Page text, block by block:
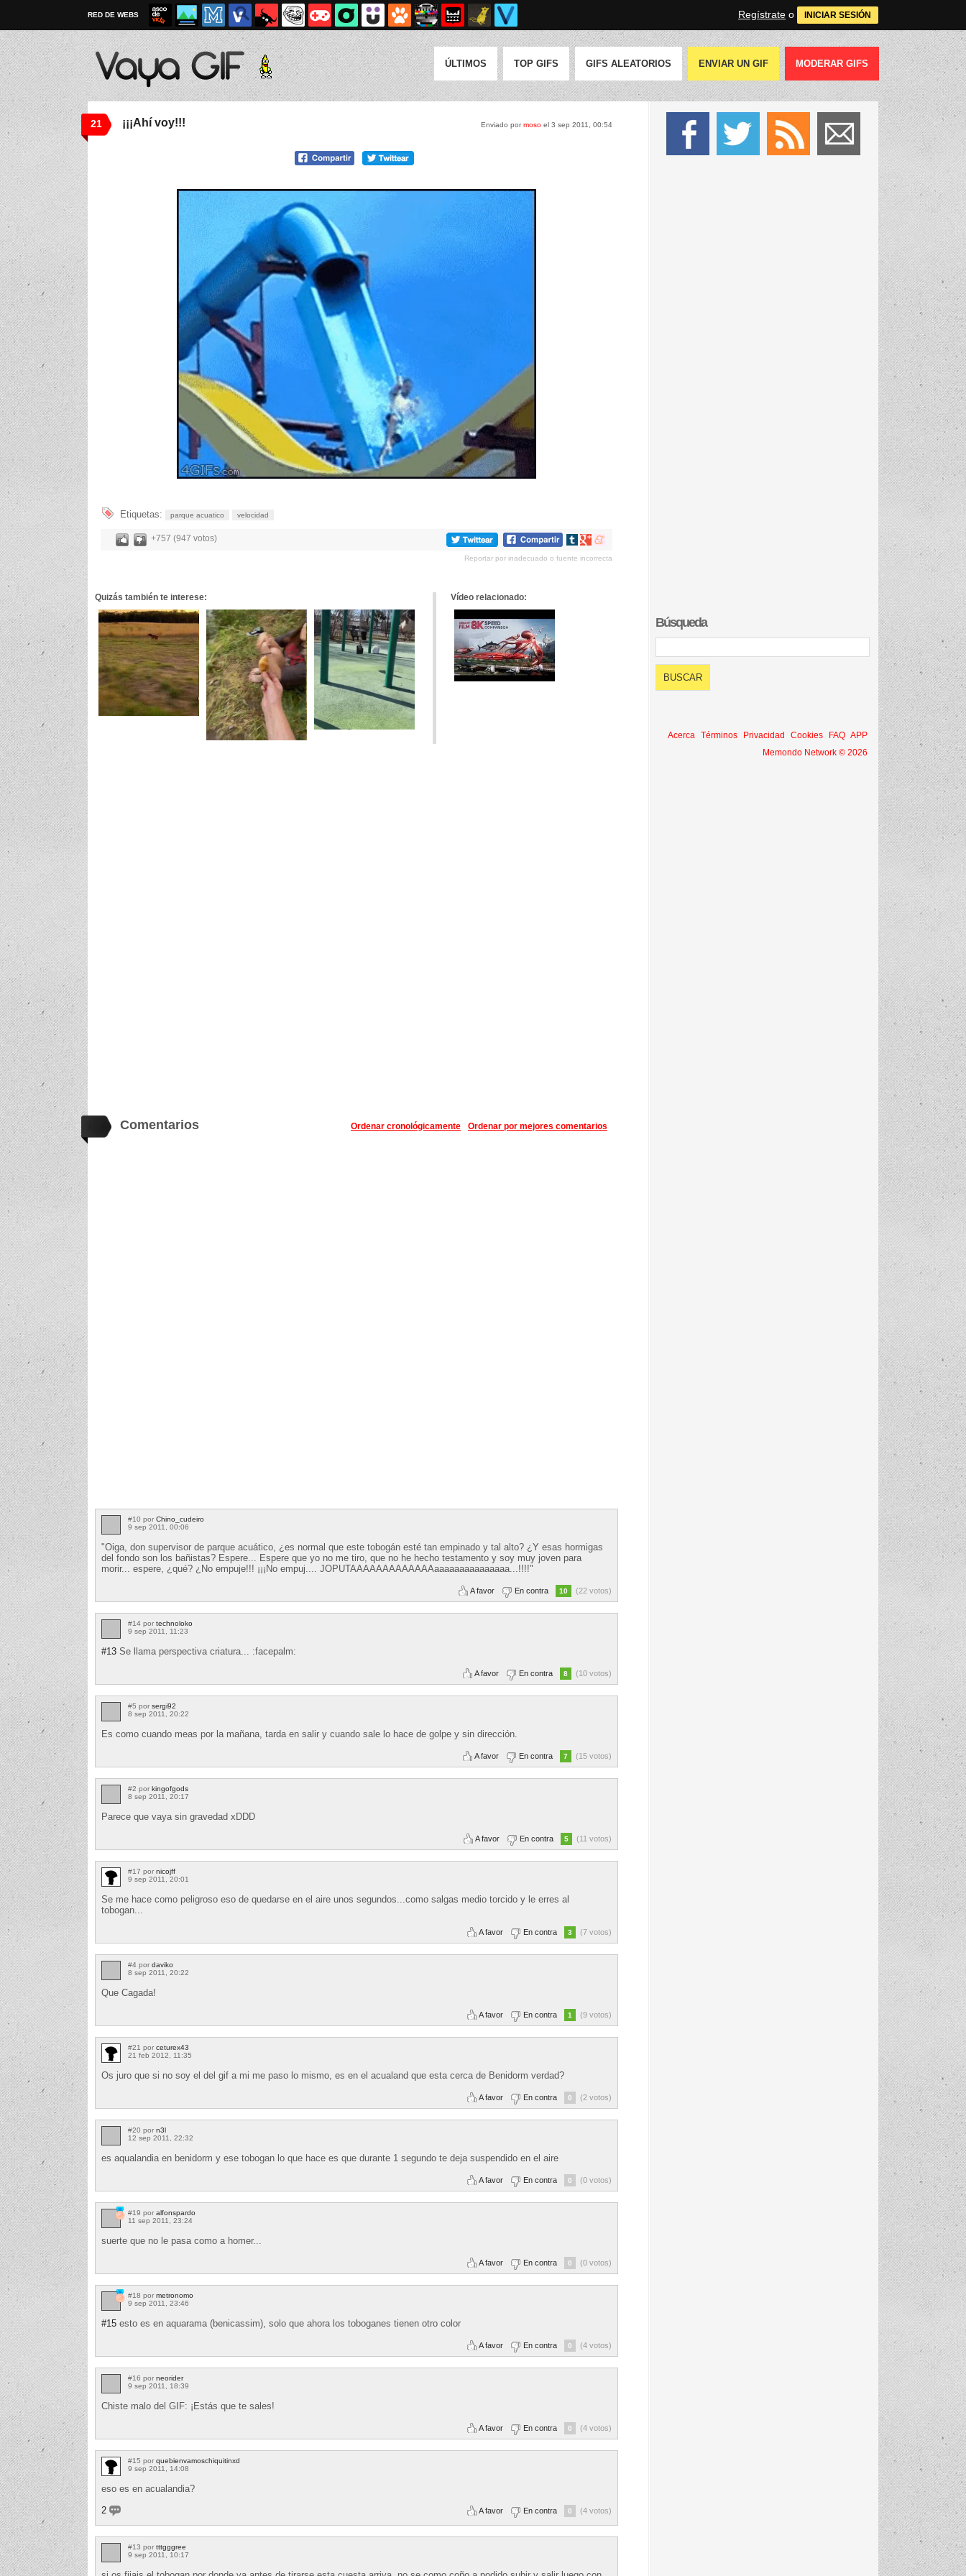
RED DE WEBS Regístrate o INICIAR SESIÓN
ÚLTIMOS TOP GIFS GIFS ALEATORIOS ENVIAR UN GIF MODERAR GIFS
21 Enviado pormoso el 3 sep 2011, 00:54
¡¡¡Ahí voy!!!
Etiquetas: parque acuatico velocidad
+757 (947 votos)
Compartir
tumblr
Compartir
Google+
Compartir
meneame
Reportar por inadecuado o fuente incorrecta
Quizás también te interese: Vídeo relacionado:
Comentarios Ordenar por mejores comentarios
Ordenar cronológicamente
#10 por Chino_cudeiro
9 sep 2011, 00:06
"Oiga, don supervisor de parque acuático, ¿es normal que este tobogán esté tan empinado y tal alto? ¿Y esas hormigas
del fondo son los bañistas? Espere... Espere que yo no me tiro, que no he hecho testamento y soy muy joven para
morir... espere, ¿qué? ¿No empuje!!! ¡¡¡No empuj.... JOPUTAAAAAAAAAAAAAaaaaaaaaaaaaaaa...!!!!"
A favor En contra 10 (22 votos)
#14 por technoloko
9 sep 2011, 11:23
#13 Se llama perspectiva criatura... :facepalm:
A favor En contra 8 (10 votos)
#5 por sergi92
8 sep 2011, 20:22
Es como cuando meas por la mañana, tarda en salir y cuando sale lo hace de golpe y sin dirección.
A favor En contra 7 (15 votos)
#2 por kingofgods
8 sep 2011, 20:17
Parece que vaya sin gravedad xDDD
A favor En contra 5 (11 votos)
#17 por nicojff
9 sep 2011, 20:01
Se me hace como peligroso eso de quedarse en el aire unos segundos...como salgas medio torcido y le erres al
tobogan...
A favor En contra 3 (7 votos)
#4 por daviko
8 sep 2011, 20:22
Que Cagada!
A favor En contra 1 (9 votos)
#21 por ceturex43
21 feb 2012, 11:35
Os juro que si no soy el del gif a mi me paso lo mismo, es en el acualand que esta cerca de Benidorm verdad?
A favor En contra 0 (2 votos)
#20 por n3l
12 sep 2011, 22:32
es aqualandia en benidorm y ese tobogan lo que hace es que durante 1 segundo te deja suspendido en el aire
A favor En contra 0 (0 votos)
#19 por alfonspardo
11 sep 2011, 23:24
suerte que no le pasa como a homer...
A favor En contra 0 (0 votos)
#18 por metronomo
9 sep 2011, 23:46
#15 esto es en aquarama (benicassim), solo que ahora los toboganes tienen otro color
A favor En contra 0 (4 votos)
#16 por neorider
9 sep 2011, 18:39
Chiste malo del GIF: ¡Estás que te sales!
A favor En contra 0 (4 votos)
#15 por quebienvamoschiquitinxd
9 sep 2011, 14:08
eso es en acualandia?
2
A favor En contra 0 (4 votos)
#13 por tttgggree
9 sep 2011, 10:17
Búsqueda
Acerca Términos Privacidad Cookies FAQ APP
Memondo Network © 2026